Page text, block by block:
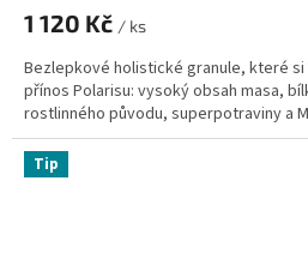
je
z
5
hvězdiček.
1 120 Kč / ks
Bezlepkové holistické granule, které si
přínos Polarisu: vysoký obsah masa,
rostlinného původu, superpotraviny a
Tip